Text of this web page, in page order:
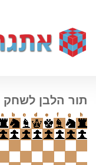
תור הלבן לשחק